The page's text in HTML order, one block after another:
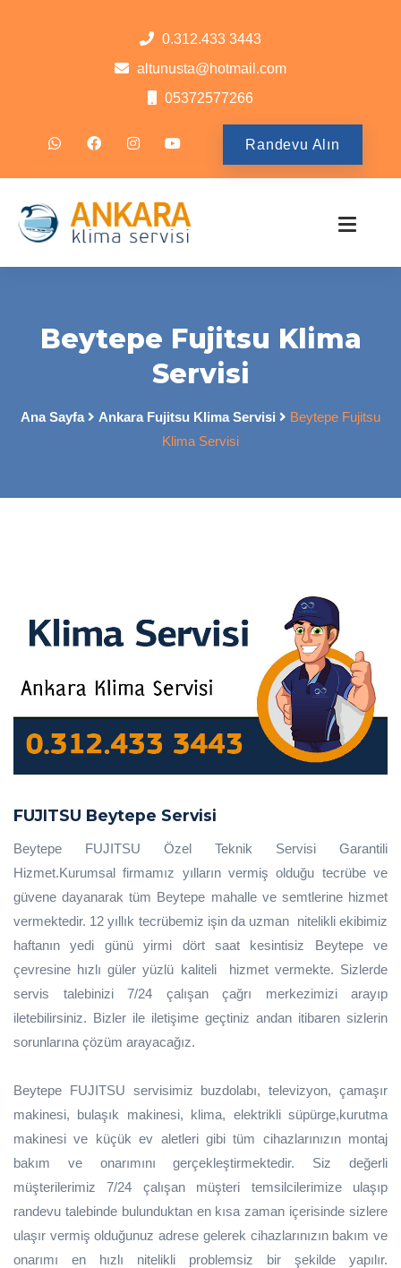
0.312.433 3443
altunusta@hotmail.com
05372577266
Randevu Alın
Beytepe Fujitsu Klima
Servisi
Ana Sayfa Ankara Fujitsu Klima Servisi
Beytepe Fujitsu
Klima Servisi
FUJITSU Beytepe Servisi
Beytepe FUJITSU Özel Teknik Servisi Garantili
Hizmet.Kurumsal firmamız yılların vermiş olduğu tecrübe ve
güvene dayanarak tüm Beytepe mahalle ve semtlerine hizmet
vermektedir. 12 yıllık tecrübemiz işin da uzman nitelikli ekibimiz
haftanın yedi günü yirmi dört saat kesintisiz Beytepe ve
çevresine hızlı güler yüzlü kaliteli hizmet vermekte. Sizlerde
servis talebinizi 7/24 çalışan çağrı merkezimizi arayıp
iletebilirsiniz. Bizler ile iletişime geçtiniz andan itibaren sizlerin
sorunlarına çözüm arayacağız.
Beytepe FUJITSU servisimiz buzdolabı, televizyon, çamaşır
makinesi, bulaşık makinesi, klima, elektrikli süpürge,kurutma
makinesi ve küçük ev aletleri gibi tüm cihazlarınızın montaj
bakım ve onarımını gerçekleştirmektedir. Siz değerli
müşterilerimiz 7/24 çalışan müşteri temsilcilerimize ulaşıp
randevu talebinde bulunduktan en kısa zaman içerisinde sizlere
ulaşır vermiş olduğunuz adrese gelerek cihazlarınızın bakım ve
onarımı en hızlı nitelikli problemsiz bir şekilde yapılır.